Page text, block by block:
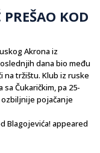
KOD
Akrona iz
dana bio među
na tržištu. Klub iz ruske
Čukaričkim, pa 25-
pojačanje
Blagojevića! appeared